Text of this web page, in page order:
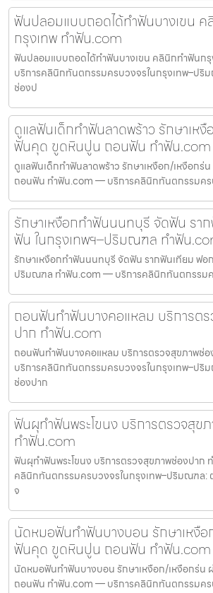
ฟันปลอมแบบถอดได้ทำฟันบางเขน
กรุงเทพ ทำฟัน.com
ฟันปลอมแบบถอดได้ทำฟันบางเขน คลินิกทำฟันก
บริการคลินิกทันตกรรมครบวงจรในกรุงเทพ–ปริ
ช่องป
ดูแลฟันเด็กทำฟันลาดพร้าว รักษาเห
ฟันคุด ขูดหินปูน ถอนฟัน ทำฟัน.com
ดูแลฟันเด็กทำฟันลาดพร้าว รักษาเหงือก/เหงือก
ถอนฟัน ทำฟัน.com — บริการคลินิกทันตกรรมคร
รักษาเหงือกทำฟันนนทบุรี จัดฟัน รา
ฟัน ในกรุงเทพฯ–ปริมณฑล ทำฟัน
รักษาเหงือกทำฟันนนทบุรี จัดฟัน รากฟันเทียม ฟอ
ปริมณฑล ทำฟัน.com — บริการคลินิกทันตกรรมค
ถอนฟันทำฟันบางคอแหลม บริการต
ปาก ทำฟัน.com
ถอนฟันทำฟันบางคอแหลม บริการตรวจสุขภาพช่
บริการคลินิกทันตกรรมครบวงจรในกรุงเทพ–ปริ
ช่องปาก
ฟันผุทำฟันพระโขนง บริการตรวจสุข
ทำฟัน.com
ฟันผุทำฟันพระโขนง บริการตรวจสุขภาพช่องปาก
คลินิกทันตกรรมครบวงจรในกรุงเทพ–ปริมณฑล:
จ
นัดหมอฟันทำฟันบางบอน รักษาเหงือ
ฟันคุด ขูดหินปูน ถอนฟัน ทำฟัน.com
นัดหมอฟันทำฟันบางบอน รักษาเหงือก/เหงือกร่น
ถอนฟัน ทำฟัน.com — บริการคลินิกทันตกรรมคร